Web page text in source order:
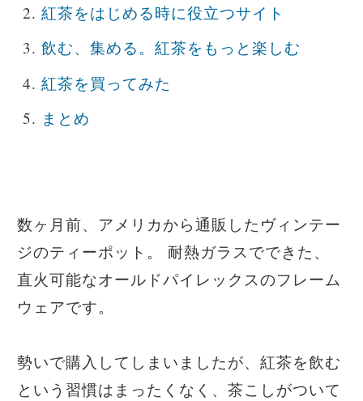
紅茶をはじめる時に役立つサイト
飲む、集める。紅茶をもっと楽しむ
紅茶を買ってみた
まとめ
数ヶ月前、アメリカから通販したヴィンテー
ジのティーポット。 耐熱ガラスでできた、
直火可能なオールドパイレックスのフレーム
ウェアです。
勢いで購入してしまいましたが、紅茶を飲む
という習慣はまったくなく、茶こしがついて